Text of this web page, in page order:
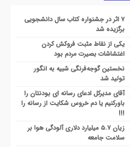
مجوز دو رشته تحصیلی دکتری تخصصی
ایلام
تمام مردم در نخستین یادواره «عهد ایثار»
پروژه بازسازی و نوسازی بازارچه و
دانشگاه
دانشگاه ایلام و سازمان ملی استاندارد
۷ اثر در جشنواره کتاب سال دانشجویی
برگزیده شد
یکی از نقاط مثبت فروکش کردن
اغتشاشات بصیرت مردم بود
نخستین گوجه‌فرنگی شبیه به انگور
تولید شد
آقای مدیرکل ادعای رسانه ای بودنتان را
باورکنیم یا دم خروس شکایت از رسانه را
!!!
زیان ۵.۷ میلیارد دلاری آلودگی هوا بر
سلامت جامعه